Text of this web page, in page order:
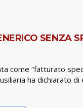
SENZA
come “fatturato
ha